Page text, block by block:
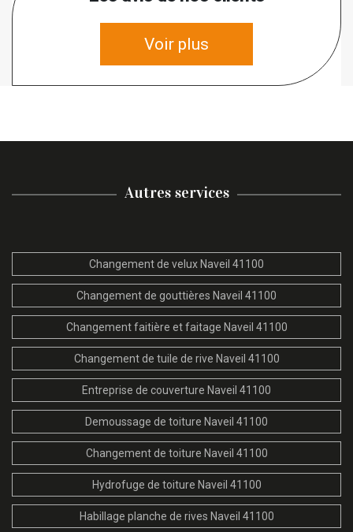
Voir plus
Autres services
Changement de velux Naveil 41100
Changement de gouttières Naveil 41100
Changement faitière et faitage Naveil 41100
Changement de tuile de rive Naveil 41100
Entreprise de couverture Naveil 41100
Demoussage de toiture Naveil 41100
Changement de toiture Naveil 41100
Hydrofuge de toiture Naveil 41100
Habillage planche de rives Naveil 41100